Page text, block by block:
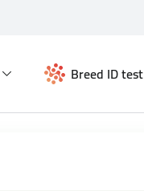
Breed ID test